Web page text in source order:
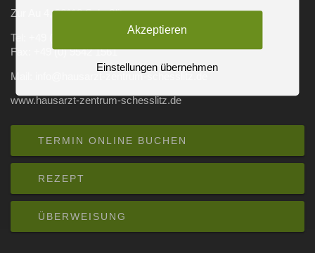
Zur Au 4, 96110 Scheßlitz
Tel: +49 (0) 9542 501
Fax: +49 (0) 9542 1561
Mail: info@hausarzt-zentrum-schesslitz.de
www.hausarzt-zentrum-schesslitz.de
TERMIN ONLINE BUCHEN
REZEPT
ÜBERWEISUNG
Akzeptieren
Einstellungen übernehmen